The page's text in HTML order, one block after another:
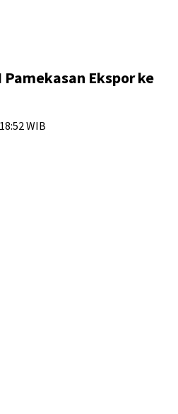
Ekspor ke
WIB